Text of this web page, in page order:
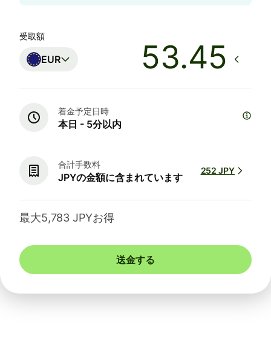
受取額
EUR
着金予定日時
本日 - 5分以内
合計手数料
JPYの金額に含まれています
252 JPY
最大5,783 JPYお得
送金する